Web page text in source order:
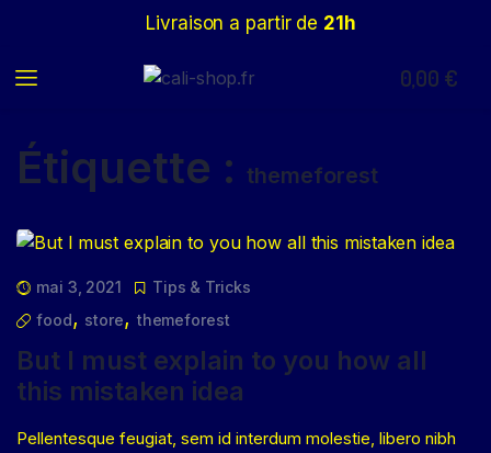
Livraison a partir de 21h
0,00 €
Étiquette : themeforest
mai 3, 2021
Tips & Tricks
food, store, themeforest
But I must explain to you how all
this mistaken idea
Pellentesque feugiat, sem id interdum molestie, libero nibh